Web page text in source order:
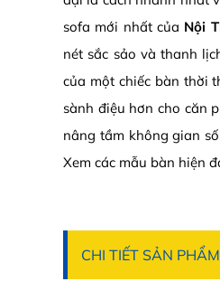
sofa mới nhất của Nội
nét sắc sảo và thanh
của một chiếc bàn thời
sành điệu hơn cho căn
nâng tầm không gian
Xem các mẫu bàn hiện
CHI TIẾT SẢN PHẨM